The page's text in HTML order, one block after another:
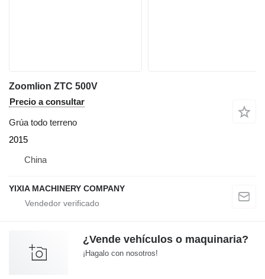
Zoomlion ZTC 500V
Precio a consultar
Grúa todo terreno
2015
China
YIXIA MACHINERY COMPANY
¿Vende vehículos o maquinaria?
¡Hagalo con nosotros!